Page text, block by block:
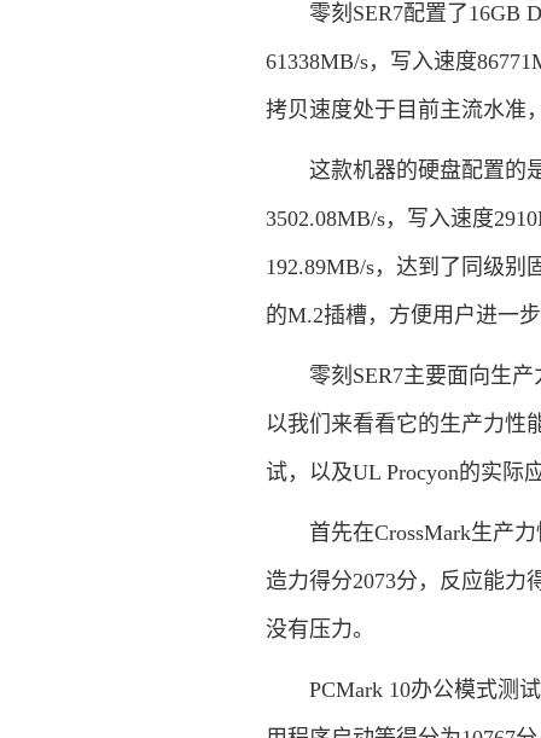
零刻SER7配置了16GB
61338MB/s，写入速度
拷贝速度处于目前主流水准
这款机器的硬盘配置的是
3502.08MB/s，写入速度
192.89MB/s，达到了同级别
的M.2插槽，方便用户进一
零刻SER7主要面向生产
以我们来看看它的生产力性
试，以及UL Procyon的实际
首先在CrossMark生产力
造力得分2073分，反应能力
没有压力。
PCMark 10办公模式测试